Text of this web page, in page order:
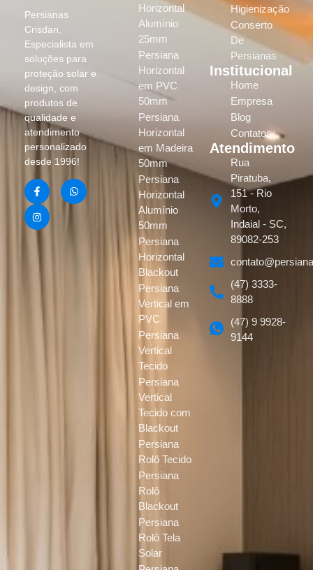
Persianas
Crisdan,
Especialista em
soluções para
proteção solar e
design, com
produtos de
qualidade e
atendimento
personalizado
desde 1996!
Horizontal
Alumínio
25mm
Persiana
Horizontal
em PVC
50mm
Persiana
Horizontal
em Madeira
50mm
Persiana
Horizontal
Alumínio
50mm
Persiana
Horizontal
Blackout
Persiana
Vertical em
PVC
Persiana
Vertical
Tecido
Persiana
Vertical
Tecido com
Blackout
Persiana
Rolô Tecido
Persiana
Rolô
Blackout
Persiana
Rolô Tela
Solar
Higienização
Conserto
De
Persianas
Institucional
Home
Empresa
Blog
Contatos
Atendimento
Rua
Piratuba,
151 - Rio
Morto,
Indaial - SC,
89082-253
(47) 3333-
8888
(47) 9 9928-
9144